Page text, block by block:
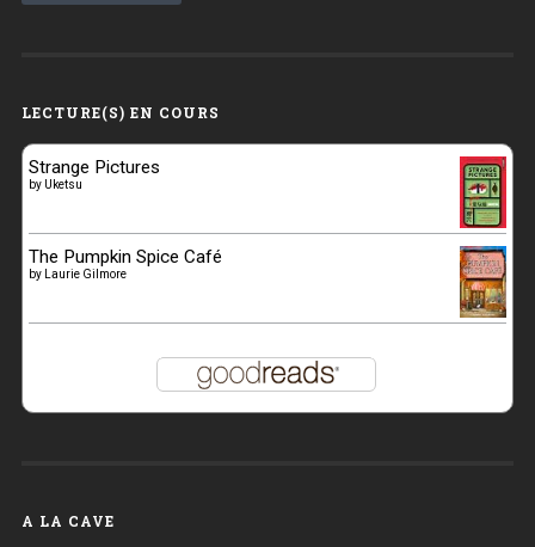
LECTURE(S) EN COURS
Strange Pictures
by Uketsu
The Pumpkin Spice Café
by Laurie Gilmore
A LA CAVE